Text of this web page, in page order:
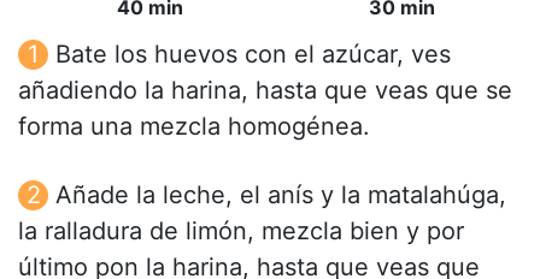
40 min 30 min
Bate los huevos con el azúcar, ves
añadiendo la harina, hasta que veas que se
forma una mezcla homogénea.
Añade la leche, el anís y la matalahúga,
la ralladura de limón, mezcla bien y por
último pon la harina, hasta que veas que